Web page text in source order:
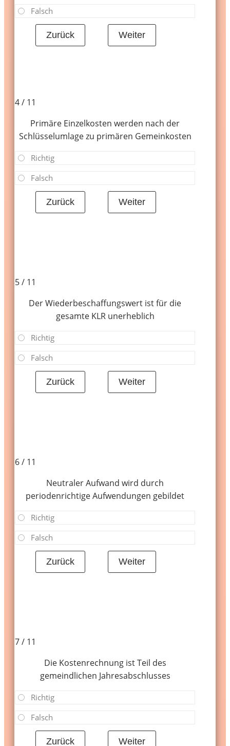
Falsch
4 / 11
Primäre Einzelkosten werden nach der
Schlüsselumlage zu primären Gemeinkosten
Richtig
Falsch
5 / 11
Der Wiederbeschaffungswert ist für die
gesamte KLR unerheblich
Richtig
Falsch
6 / 11
Neutraler Aufwand wird durch
periodenrichtige Aufwendungen gebildet
Richtig
Falsch
7 / 11
Die Kostenrechnung ist Teil des
gemeindlichen Jahresabschlusses
Richtig
Falsch